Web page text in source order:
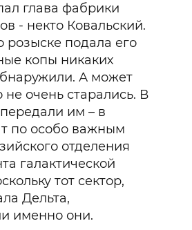
глава фабрики
- некто Ковальский.
подала его
копы никаких
А может
не очень старались. В
им – в
по особо важным
отделения
галактической
тот сектор,
Дельта,
именно они.